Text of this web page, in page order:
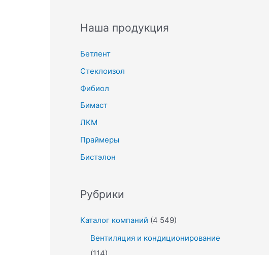
Наша продукция
Бетлент
Стеклоизол
Фибиол
Бимаст
ЛКМ
Праймеры
Бистэлон
Рубрики
Каталог компаний (4 549)
Вентиляция и кондиционирование
(114)